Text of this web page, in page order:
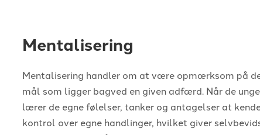
Mentalisering
Mentalisering handler om at være opmærksom på
mål som ligger bagved en given adfærd. Når de
lærer de egne følelser, tanker og antagelser at
kontrol over egne handlinger, hvilket giver